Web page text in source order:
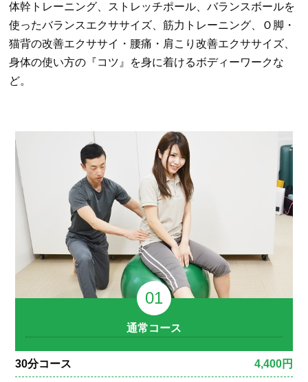
体幹トレーニング、ストレッチポール、バランスボールを
使ったバランスエクササイズ、筋力トレーニング、Ｏ脚・
猫背の改善エクササイ・腰痛・肩こり改善エクササイズ、
身体の使い方の『コツ』を身に着けるボディーワークな
ど。
通常コース
30分コース 4,400円